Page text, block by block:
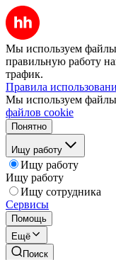
Мы используем файлы
правильную работу
трафик.
Правила
Мы используем
файлов cookie
Понятно
Ищу работу
Ищу работу
Ищу работу
Ищу сотрудника
Сервисы
Помощь
Ещё
Поиск